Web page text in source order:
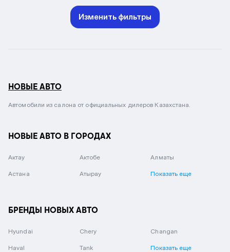
Изменить фильтры
НОВЫЕ АВТО
Автомобили из салона от официальных дилеров Казахстана.
НОВЫЕ АВТО В ГОРОДАХ
Актау Актобе Алматы
Астана Атырау Показать еще
БРЕНДЫ НОВЫХ АВТО
Hyundai Chery Changan
Haval Tank Показать еще